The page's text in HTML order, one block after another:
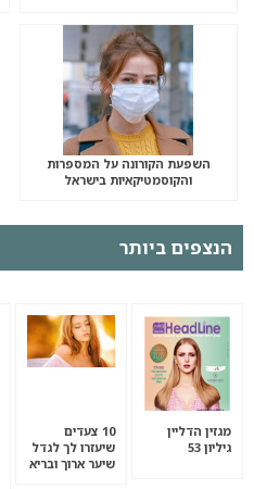
השפעת הקורונה על המספרות
והקוסמטיקאיות בישראל
הנצפים ביותר
מגזין הדליין
גיליון 53
10 צעדים
שיעזרו לך לגדל
שיער ארוך ובריא